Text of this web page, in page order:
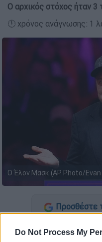
Do Not Process My
Ο αρχικός στόχος ήταν 3
🕛 χρόνος ανάγνωσης: 1
Ο Έλον Μασκ (AP Photo/Evan
Προσθέστε
Ο Ίλον Μασκ